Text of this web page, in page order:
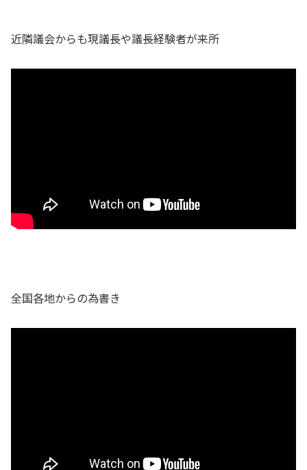
近隣議会からも現議長や議長経験者が来所
全国各地からの為書き